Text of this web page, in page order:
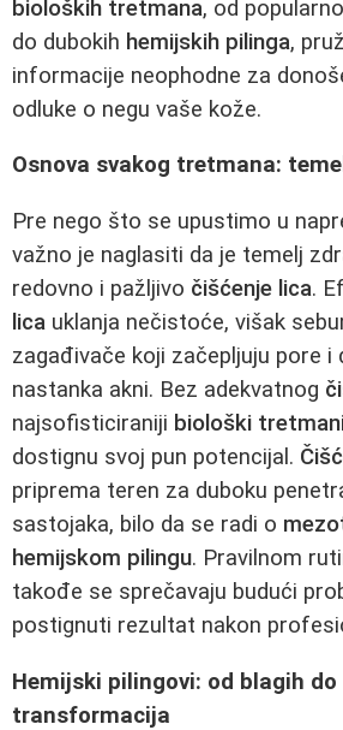
bioloških tretmana, od
do dubokih hemijskih pilinga,
informacije neophodne za
odluke o negu vaše kože.
Osnova svakog tretmana:
Pre nego što se upustimo u
važno je naglasiti da je temelj
redovno i pažljivo čišćenje lica.
lica uklanja nečistoće, višak
zagađivače koji začepljuju pore i
nastanka akni. Bez adekvatnog
najsofisticiraniji biološki
dostignu svoj pun potencijal.
priprema teren za duboku
sastojaka, bilo da se radi o
hemijskom pilingu. Pravilnom
takođe se sprečavaju budući
postignuti rezultat nakon
Hemijski pilingovi: od blagih do
transformacija